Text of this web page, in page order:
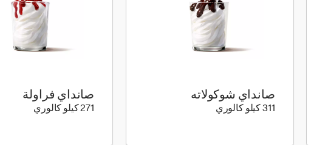
صانداي شوكولاته
311 كيلو كالوري
صانداي فراولة
271 كيلو كالوري 271 كيلو سعرة حرارية